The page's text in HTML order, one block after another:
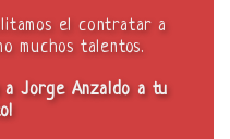
el contratar a
muchos talentos.
a Jorge Anzaldo a tu